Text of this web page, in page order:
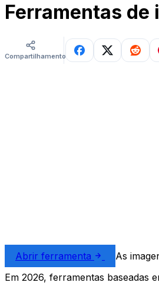
Ferramentas de
Compartilhamentos
Abrir ferramenta
As
Em 2026, ferramentas baseadas